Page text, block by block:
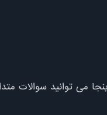
می توانید سوالات